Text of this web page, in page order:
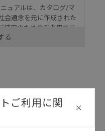
ュアルは、カタログ/マ
会通念を元に作成された
使用のための参考用です
については十分にご配慮
、システム全体として
適切に配電・設置され
してください。
る
ご利用に関